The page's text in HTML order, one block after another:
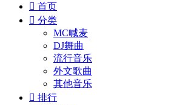
 首页
 分类
MC喊麦
DJ舞曲
流行音乐
外文歌曲
其他音乐
 排行